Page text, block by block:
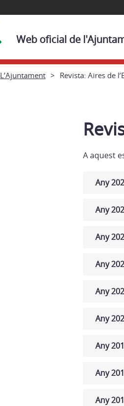
Web oficial de
L’Ajuntament Revista: Aires de
A aquest
Any
Any
Any
Any
Any
Any
Any
Any
Any